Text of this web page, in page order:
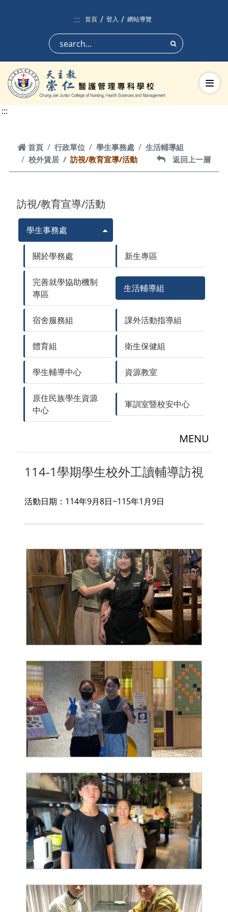
:::
首頁 登入 網站導覽
搜尋
切換
:::
首頁
首頁 行政單位 學生事務處
生活輔導組
校外賃居
訪視/教育宣導/活動 返回上一層
返回上一層
訪視/教育宣導/活動
學生事務處
關於學務處 新生專區
完善就學協助機制
專區
生活輔導組
宿舍服務組 課外活動指導組
體育組 衛生保健組
學生輔導中心 資源教室
原住民族學生資源
中心
軍訓室暨校安中心
MENU
114-1學期學生校外工讀輔導訪視
活動日期：114年9月8日~115年1月9日